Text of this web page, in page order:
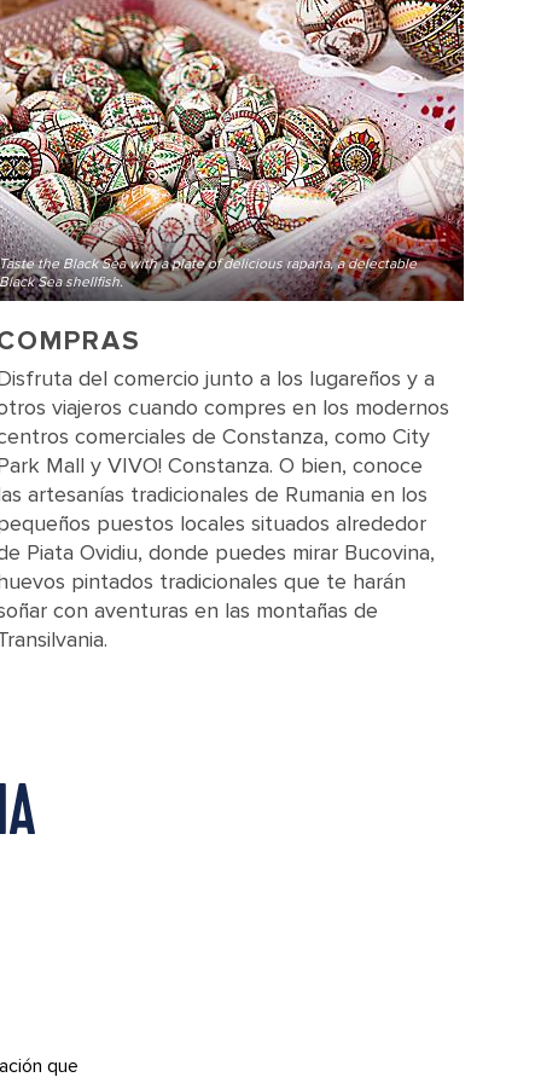
Taste the Black Sea with a plate of delicious rapana, a delectable
Black Sea shellfish.
del comercio junto a los lugareños y a
viajeros cuando compres en los modernos
comerciales de Constanza, como City
Mall y VIVO! Constanza. O bien, conoce
artesanías tradicionales de Rumania en los
puestos locales situados alrededor
Piata Ovidiu, donde puedes mirar Bucovina,
pintados tradicionales que te harán
con aventuras en las montañas de
que